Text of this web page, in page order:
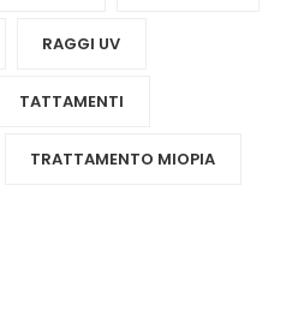
RAGGI UV
TATTAMENTI
TRATTAMENTO MIOPIA